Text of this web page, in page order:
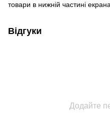
товари в нижній частині екрана.
Відгуки
Додайте